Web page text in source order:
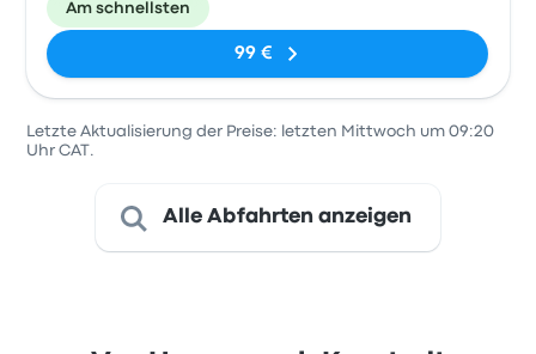
Am schnellsten
99 €
Letzte Aktualisierung der Preise: letzten Mittwoch um 09:20
Uhr CAT.
Alle Abfahrten anzeigen